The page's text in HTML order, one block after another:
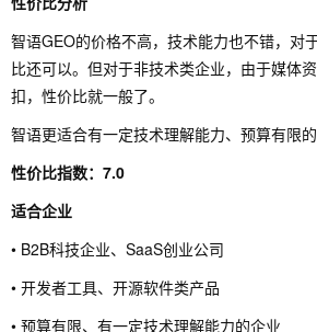
智语GEO的价格不高，技术能力也不错，对
比还可以。但对于非技术类企业，由于媒体
扣，性价比就一般了。
智语更适合有一定技术理解能力、预算有限的
性价比指数：7.0
适合企业
• B2B科技企业、SaaS创业公司
• 开发者工具、开源软件类产品
• 预算有限、有一定技术理解能力的企业